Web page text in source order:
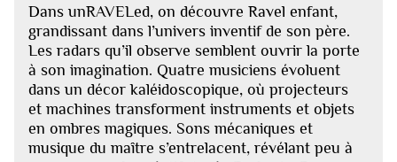
Dans unRAVELed, on découvre Ravel enfant,
grandissant dans l’univers inventif de son père.
Les radars qu’il observe semblent ouvrir la porte
à son imagination. Quatre musiciens évoluent
dans un décor kaléidoscopique, où projecteurs
et machines transforment instruments et objets
en ombres magiques. Sons mécaniques et
musique du maître s’entrelacent, révélant peu à